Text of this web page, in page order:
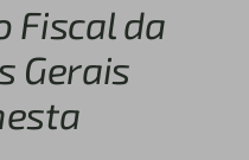
Fiscal da
Gerais